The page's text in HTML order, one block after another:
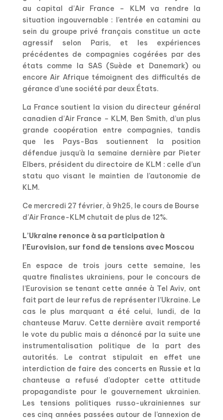
au capital d’Air France – KLM va rendre la
situation ingouvernable : l’entrée en catamini au
sein du groupe privé français constitue un acte
agressif selon Paris, et les expériences
précédentes de compagnies cogérées par des
états comme la SAS (Suède et Danemark) ou
encore Air Afrique témoignent des difficultés de
gérance d’une société par deux États.
La France soutient la vision du directeur général
canadien d’Air France – KLM, Ben Smith, d’un plus
grande coopération entre compagnies, tandis
que les Pays-Bas soutiennent la position
défendue jusqu’à la semaine dernière par Pieter
Elbers, président du directoire de KLM : celle d’un
statu quo visant le maintien de l’autonomie de
KLM.
Ce mercredi 27 février, à 9h25, le cours de Bourse
d’Air France-KLM chutait de plus de 12%.
L’Ukraine renonce à sa participation à
l’Eurovision, sur fond de tensions avec Moscou
En espace de trois jours cette semaine, les
quatre finalistes ukrainiens, pour le concours de
l’Eurovision se tenant cette année à Tel Aviv, ont
fait part de leur refus de représenter l’Ukraine. Le
cas le plus marquant a été celui, lundi, de la
chanteuse Maruv. Cette dernière avait remporté
le vote du public mais a dénoncé par la suite une
instrumentalisation politique de la part des
autorités. Le contrat stipulait en effet une
interdiction de faire des concerts en Russie et la
chanteuse a refusé d’adopter cette attitude
propagandiste pour le gouvernement ukrainien.
Les tensions politiques russo-ukrainiennes sur
ces cinq années passées autour de l’annexion de